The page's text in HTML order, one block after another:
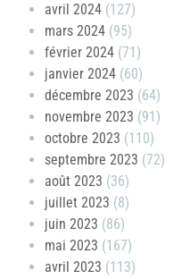
avril 2024 (127)
mars 2024 (95)
février 2024 (71)
janvier 2024 (60)
décembre 2023 (64)
novembre 2023 (91)
octobre 2023 (110)
septembre 2023 (72)
août 2023 (36)
juillet 2023 (8)
juin 2023 (86)
mai 2023 (167)
avril 2023 (113)